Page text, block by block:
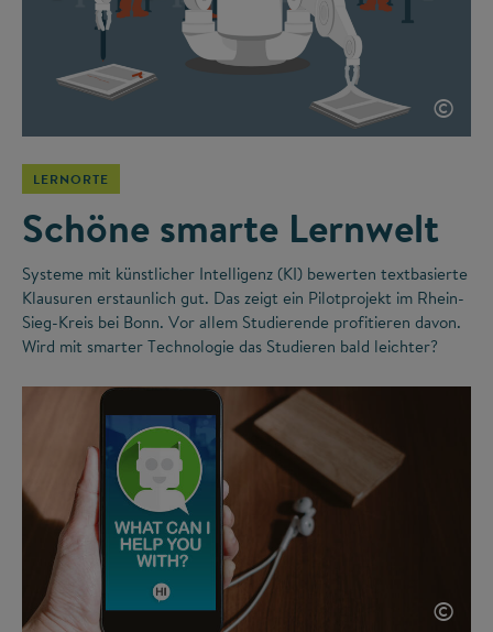
©
LERNORTE
Schöne smarte Lernwelt
Systeme mit künstlicher Intelligenz (KI) bewerten textbasierte
Klausuren erstaunlich gut. Das zeigt ein Pilotprojekt im Rhein-
Sieg-Kreis bei Bonn. Vor allem Studierende profitieren davon.
Wird mit smarter Technologie das Studieren bald leichter?
©